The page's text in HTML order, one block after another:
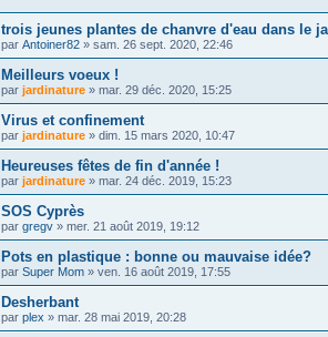
trois jeunes plantes de chanvre d'eau dans le
par Antoiner82 » sam. 26 sept. 2020, 22:46
Meilleurs voeux !
par jardinature » mar. 29 déc. 2020, 15:25
Virus et confinement
par jardinature » dim. 15 mars 2020, 10:47
Heureuses fêtes de fin d'année !
par jardinature » mar. 24 déc. 2019, 15:23
SOS Cyprès
par gregv » mer. 21 août 2019, 19:12
Pots en plastique : bonne ou mauvaise idée?
par Super Mom » ven. 16 août 2019, 17:55
Desherbant
par plex » mar. 28 mai 2019, 20:28